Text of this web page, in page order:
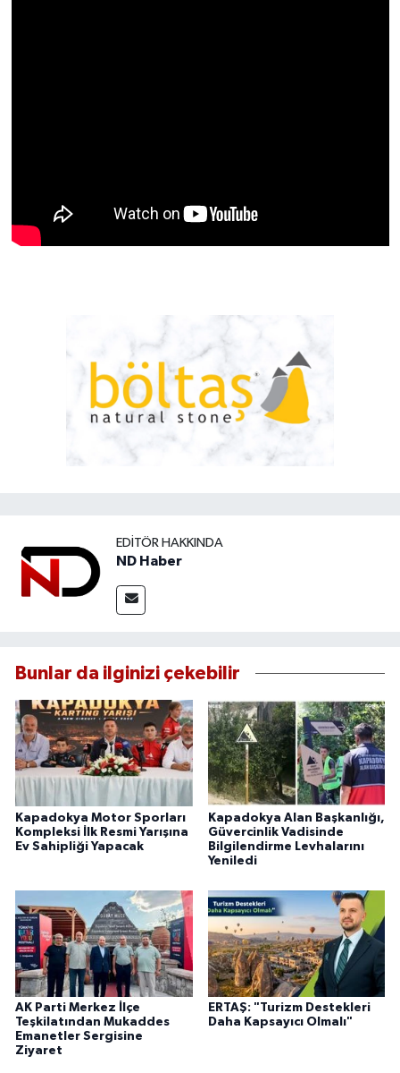
EDITÖR HAKKINDA
ND Haber
Bunlar da ilginizi çekebilir
Kapadokya Motor Sporları
Kompleksi İlk Resmi Yarışına
Ev Sahipliği Yapacak
Kapadokya Alan Başkanlığı,
Güvercinlik Vadisinde
Bilgilendirme Levhalarını
Yeniledi
AK Parti Merkez İlçe
Teşkilatından Mukaddes
Emanetler Sergisine
Ziyaret
ERTAŞ: "Turizm Destekleri
Daha Kapsayıcı Olmalı"